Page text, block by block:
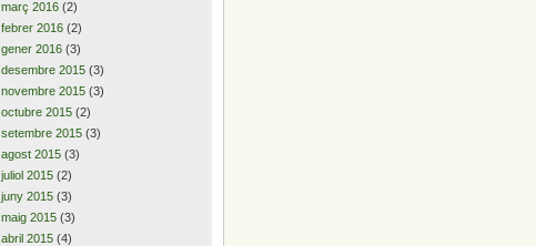
març 2016 (2)
febrer 2016 (2)
gener 2016 (3)
desembre 2015 (3)
novembre 2015 (3)
octubre 2015 (2)
setembre 2015 (3)
agost 2015 (3)
juliol 2015 (2)
juny 2015 (3)
maig 2015 (3)
abril 2015 (4)